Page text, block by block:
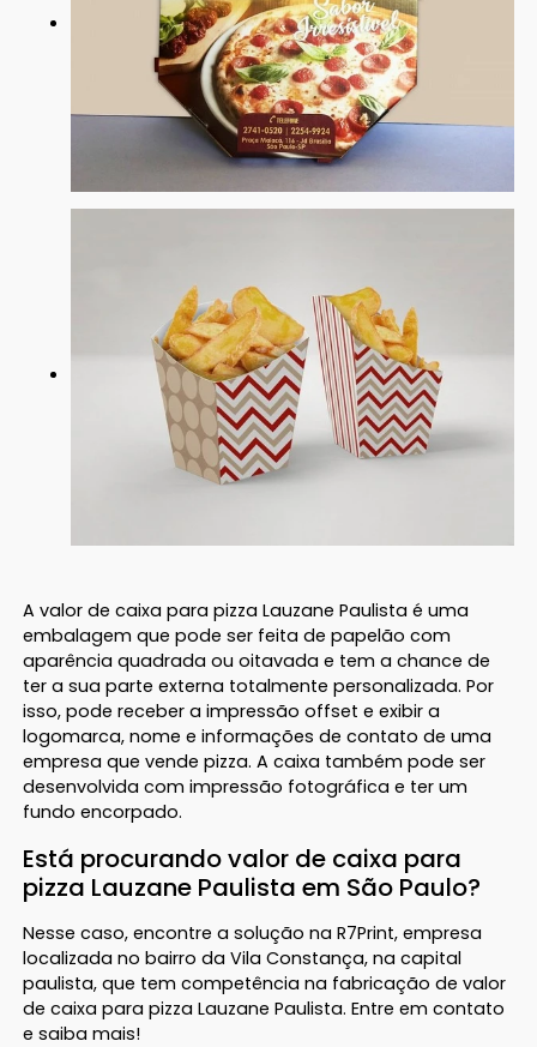
A valor de caixa para pizza Lauzane Paulista é uma
embalagem que pode ser feita de papelão com
aparência quadrada ou oitavada e tem a chance de
ter a sua parte externa totalmente personalizada. Por
isso, pode receber a impressão offset e exibir a
logomarca, nome e informações de contato de uma
empresa que vende pizza. A caixa também pode ser
desenvolvida com impressão fotográfica e ter um
fundo encorpado.
Está procurando valor de caixa para
pizza Lauzane Paulista em São Paulo?
Nesse caso, encontre a solução na R7Print, empresa
localizada no bairro da Vila Constança, na capital
paulista, que tem competência na fabricação de valor
de caixa para pizza Lauzane Paulista. Entre em contato
e saiba mais!